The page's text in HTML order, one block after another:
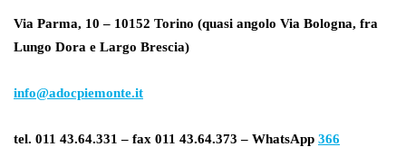
Via Parma, 10 – 10152 Torino (quasi angolo Via Bologna, fra
Lungo Dora e Largo Brescia)
info@adocpiemonte.it
tel. 011 43.64.331 – fax 011 43.64.373 – WhatsApp 366